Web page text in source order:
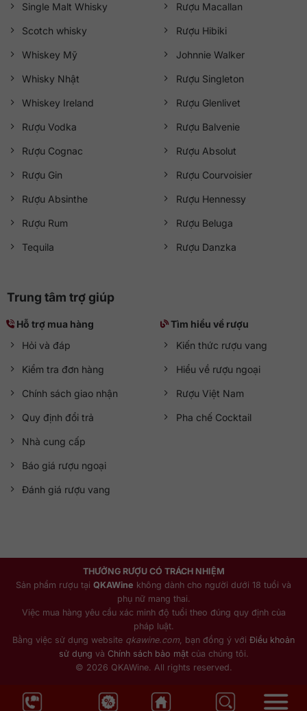
Single Malt Whisky
Scotch whisky
Whiskey Mỹ
Whisky Nhật
Whiskey Ireland
Rượu Vodka
Rượu Cognac
Rượu Gin
Rượu Absinthe
Rượu Rum
Tequila
Rượu Macallan
Rượu Hibiki
Johnnie Walker
Rượu Singleton
Rượu Glenlivet
Rượu Balvenie
Rượu Absolut
Rượu Courvoisier
Rượu Hennessy
Rượu Beluga
Rượu Danzka
Trung tâm trợ giúp
Hỗ trợ mua hàng
Hỏi và đáp
Kiểm tra đơn hàng
Chính sách giao nhận
Quy định đổi trả
Nhà cung cấp
Báo giá rượu ngoại
Đánh giá rượu vang
Tìm hiểu về rượu
Kiến thức rượu vang
Hiểu về rượu ngoại
Rượu Việt Nam
Pha chế Cocktail
THƯỞNG RƯỢU CÓ TRÁCH NHIỆM
Sản phẩm rượu tại QKAWine không dành cho người dưới 18 tuổi và
phụ nữ mang thai.
Việc mua hàng yêu cầu xác minh độ tuổi theo đúng quy định của
pháp luật.
Bằng việc sử dụng website qkawine.com , bạn đồng ý với Điều khoản
sử dụng và Chính sách bảo mậtcủa chúng tôi.
© 2026 QKAWine. All rights reserved.